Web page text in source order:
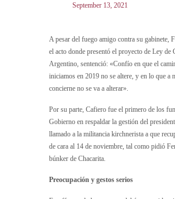
September 13, 2021
A pesar del fuego amigo contra su gabinete,
el acto donde presentó el proyecto de Ley de
Argentino, sentenció: «Confío en que el
iniciamos en 2019 no se altere, y en lo que a
concierne no se va a alterar».
Por su parte, Cafiero fue el primero de los
Gobierno en respaldar la gestión del
llamado a la militancia kirchnerista a que
de cara al 14 de noviembre, tal como pidió
búnker de Chacarita.
Preocupación y gestos serios